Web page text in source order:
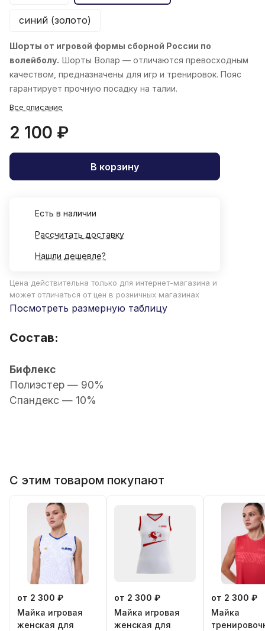
синий (золото)
Шорты от игровой формы сборной России по
волейболу. Шорты Волар — отличаются превосходным
качеством, предназначены для игр и тренировок. Пояс
гарантирует прочную посадку на талии.
Все описание
2 100 ₽
В корзину
Есть в наличии
Рассчитать доставку
Нашли дешевле?
Цена действительна только для интернет-магазина и
может отличаться от цен в розничных магазинах
Посмотреть размерную таблицу
Состав:
Бифлекс
Полиэстер — 90%
Спандекс — 10%
С этим товаром покупают
от 2 300 ₽
Майка игровая
женская для
от 2 300 ₽
Майка игровая
женская для
от 2 300 ₽
Майка